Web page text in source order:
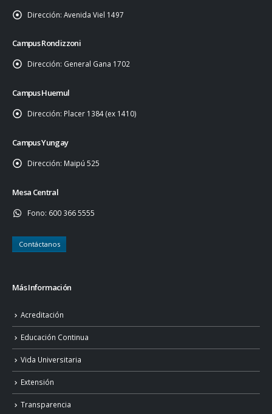
Dirección: Avenida Viel 1497
Campus Rondizzoni
Dirección: General Gana 1702
Campus Huemul
Dirección: Placer 1384 (ex 1410)
Campus Yungay
Dirección: Maipú 525
Mesa Central
Fono: 600 366 5555
Contáctanos
Más Información
Acreditación
Educación Continua
Vida Universitaria
Extensión
Transparencia